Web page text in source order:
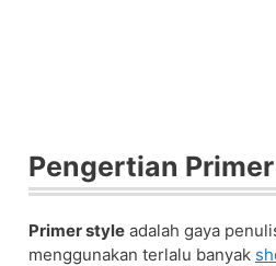
Pengertian
Primer style adalah gaya
menggunakan terlalu banyak